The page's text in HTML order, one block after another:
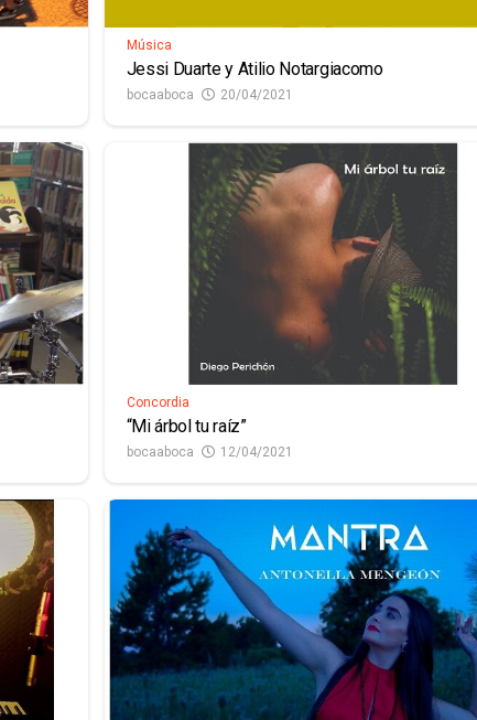
Música
Jessi Duarte y Atilio Notargiacomo
bocaaboca 20/04/2021
Concordia
“Mi árbol tu raíz”
bocaaboca 12/04/2021